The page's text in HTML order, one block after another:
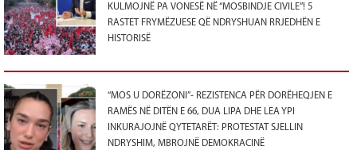
KULMOJNË PA VONESË NË “MOSBINDJE CIVILE”! 5
RASTET FRYMËZUESE QË NDRYSHUAN RRJEDHËN E
HISTORISË
“MOS U DORËZONI”- REZISTENCA PËR DORËHEQJEN E
RAMËS NË DITËN E 66, DUA LIPA DHE LEA YPI
INKURAJOJNË QYTETARËT: PROTESTAT SJELLIN
NDRYSHIM, MBROJNË DEMOKRACINË